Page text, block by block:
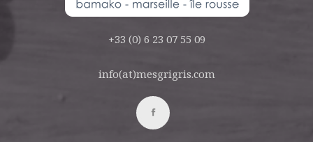
+33 (0) 6 23 07 55 09
info(at)mesgrigris.com